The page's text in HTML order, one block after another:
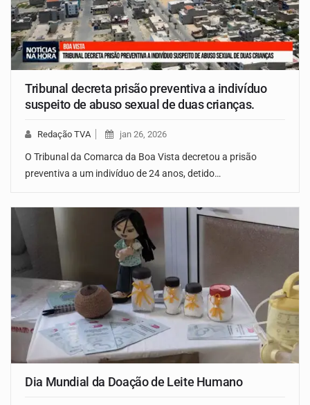
Tribunal decreta prisão preventiva a indivíduo
suspeito de abuso sexual de duas crianças.
Redação TVA jan 26, 2026
O Tribunal da Comarca da Boa Vista decretou a prisão
preventiva a um indivíduo de 24 anos, detido…
Dia Mundial da Doação de Leite Humano